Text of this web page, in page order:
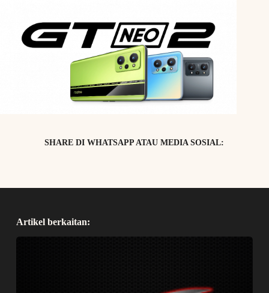
SHARE DI WHATSAPP ATAU MEDIA SOSIAL:
Artikel berkaitan: